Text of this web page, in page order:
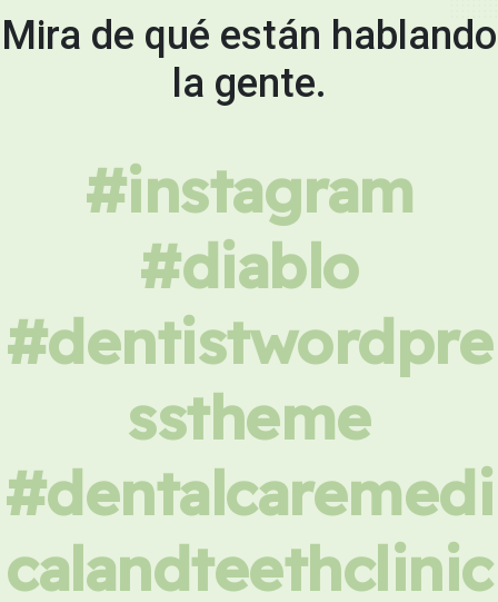
Mira de qué están hablando
la gente.
#instagram
#diablo
#dentistwordpre
sstheme
#dentalcaremedi
calandteethclinic